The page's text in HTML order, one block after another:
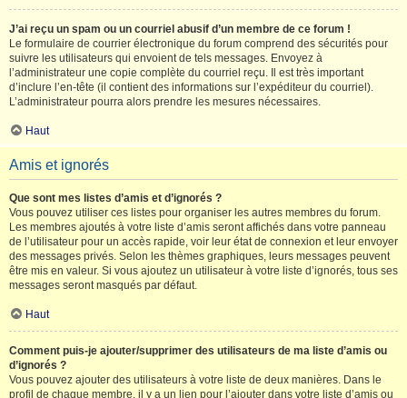
J’ai reçu un spam ou un courriel abusif d’un membre de ce forum !
Le formulaire de courrier électronique du forum comprend des sécurités pour
suivre les utilisateurs qui envoient de tels messages. Envoyez à
l’administrateur une copie complète du courriel reçu. Il est très important
d’inclure l’en-tête (il contient des informations sur l’expéditeur du courriel).
L’administrateur pourra alors prendre les mesures nécessaires.
Haut
Amis et ignorés
Que sont mes listes d’amis et d’ignorés ?
Vous pouvez utiliser ces listes pour organiser les autres membres du forum.
Les membres ajoutés à votre liste d’amis seront affichés dans votre panneau
de l’utilisateur pour un accès rapide, voir leur état de connexion et leur envoyer
des messages privés. Selon les thèmes graphiques, leurs messages peuvent
être mis en valeur. Si vous ajoutez un utilisateur à votre liste d’ignorés, tous ses
messages seront masqués par défaut.
Haut
Comment puis-je ajouter/supprimer des utilisateurs de ma liste d’amis ou
d’ignorés ?
Vous pouvez ajouter des utilisateurs à votre liste de deux manières. Dans le
profil de chaque membre, il y a un lien pour l’ajouter dans votre liste d’amis ou